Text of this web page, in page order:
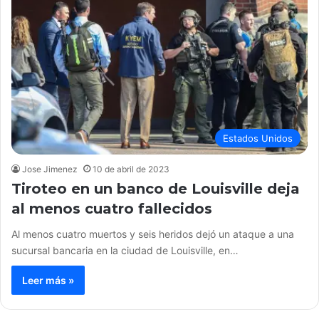
Estados Unidos
Jose Jimenez 10 de abril de 2023
Tiroteo en un banco de Louisville deja
al menos cuatro fallecidos
Al menos cuatro muertos y seis heridos dejó un ataque a una
sucursal bancaria en la ciudad de Louisville, en…
Leer más »